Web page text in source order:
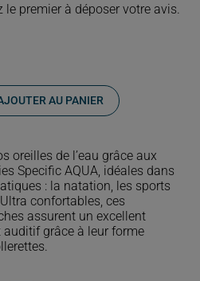
le premier à déposer votre avis.
AU PANIER
oreilles de l’eau grâce aux
Specific AQUA, idéales dans
: la natation, les sports
confortables, ces
assurent un excellent
grâce à leur forme